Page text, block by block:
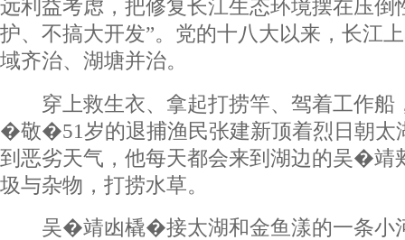
远利益考虑，把修复长江生态环境摆在压倒
护、不搞大开发”。党的十八大以来，长江
域齐治、湖塘并治。
穿上救生衣、拿起打捞竿、驾着工作船
�敬�51岁的退捕渔民张建新顶着烈日朝太
到恶劣天气，他每天都会来到湖边的吴�
圾与杂物，打捞水草。
吴�靖凼橇�接太湖和金鱼漾的一条小